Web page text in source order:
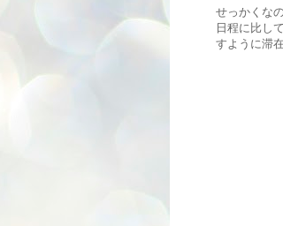
せっかくな
日程に比し
すように滞